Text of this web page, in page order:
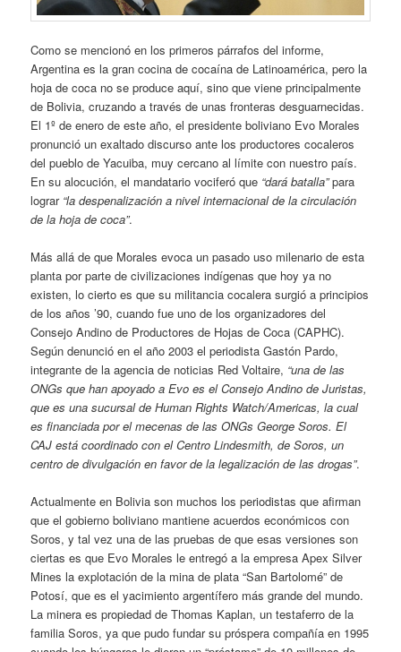
Como se mencionó en los primeros párrafos del informe,
Argentina es la gran cocina de cocaína de Latinoamérica, pero la
hoja de coca no se produce aquí, sino que viene principalmente
de Bolivia, cruzando a través de unas fronteras desguarnecidas.
El 1º de enero de este año, el presidente boliviano Evo Morales
pronunció un exaltado discurso ante los productores cocaleros
del pueblo de Yacuiba, muy cercano al límite con nuestro país.
En su alocución, el mandatario vociferó que “dará batalla”para
lograr “la despenalización a nivel internacional de la circulación
de la hoja de coca”.
Más allá de que Morales evoca un pasado uso milenario de esta
planta por parte de civilizaciones indígenas que hoy ya no
existen, lo cierto es que su militancia cocalera surgió a principios
de los años ’90, cuando fue uno de los organizadores del
Consejo Andino de Productores de Hojas de Coca (CAPHC).
Según denunció en el año 2003 el periodista Gastón Pardo,
integrante de la agencia de noticias Red Voltaire, “una de las
ONGs que han apoyado a Evo es el Consejo Andino de Juristas,
que es una sucursal de Human Rights Watch/Americas, la cual
es financiada por el mecenas de las ONGs George Soros. El
CAJ está coordinado con el Centro Lindesmith, de Soros, un
centro de divulgación en favor de la legalización de las drogas”.
Actualmente en Bolivia son muchos los periodistas que afirman
que el gobierno boliviano mantiene acuerdos económicos con
Soros, y tal vez una de las pruebas de que esas versiones son
ciertas es que Evo Morales le entregó a la empresa Apex Silver
Mines la explotación de la mina de plata “San Bartolomé” de
Potosí, que es el yacimiento argentífero más grande del mundo.
La minera es propiedad de Thomas Kaplan, un testaferro de la
familia Soros, ya que pudo fundar su próspera compañía en 1995